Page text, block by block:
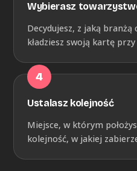
Wybierasz
Decydujesz, z jaką branżą
kładziesz swoją kartę
Ustalasz kolejność
Miejsce, w którym
kolejność, w jakiej